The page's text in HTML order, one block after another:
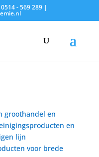
- 569 289 |
groothandel en
en
lijn
voor brede